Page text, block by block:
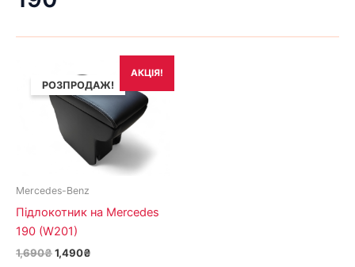
АКЦІЯ!
РОЗПРОДАЖ!
Mercedes-Benz
Підлокотник на Mercedes
190 (W201)
1,690₴
ціна:
1,690₴.
1,490₴
ціна:
1,490₴.